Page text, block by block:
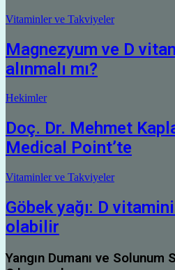
Vitaminler ve Takviyeler
Magnezyum ve D
alınmalı mı?
Hekimler
Doç. Dr. Mehmet
Medical Point’te
Vitaminler ve Takviyeler
Göbek yağı: D
olabilir
Yangın Dumanı ve Solunum